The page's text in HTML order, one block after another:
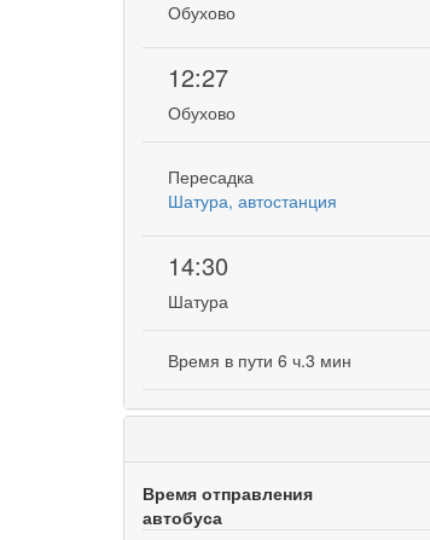
Обухово
12:27
Обухово
Пересадка
Шатура, автостанция
14:30
Шатура
Время в пути 6 ч.3 мин
Время отправления
автобуса